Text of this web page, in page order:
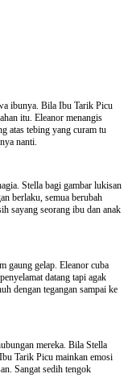
ibunya. Bila Ibu Tarik Picu
itu. Eleanor menangis
atas tebing yang curam tu
nanti.
Stella bagi gambar lukisan
berlaku, semua berubah
sayang seorang ibu dan anak
gaung gelap. Eleanor cuba
datang tapi agak
dengan tegangan sampai ke
mereka. Bila Stella
Tarik Picu mainkan emosi
Sangat sedih tengok